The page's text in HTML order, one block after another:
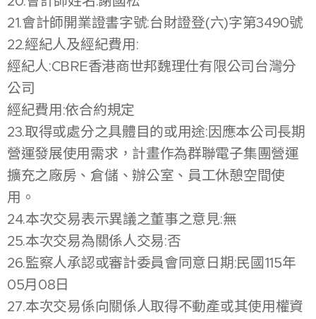
21.會計師開業證書字號:台財證登(六)字第3490號
22.經紀人及經紀費用:
經紀人:CBRE香港商世邦魏理仕有限公司台灣分
公司
經紀費用:依合約規定
23.取得或處分之具體目的或用途:因應本公司長期
營運發展使用需求，計畫作為群聯電子集團營運
擴充之廠房、倉儲、辦公室、員工休憩空間使
用。
24.本次交易表示異議之董事之意見:無
25.本次交易為關係人交易:否
26.監察人承認或審計委員會同意日期:民國115年
05月08日
27.本次交易係向關係人取得不動產或其使用權資